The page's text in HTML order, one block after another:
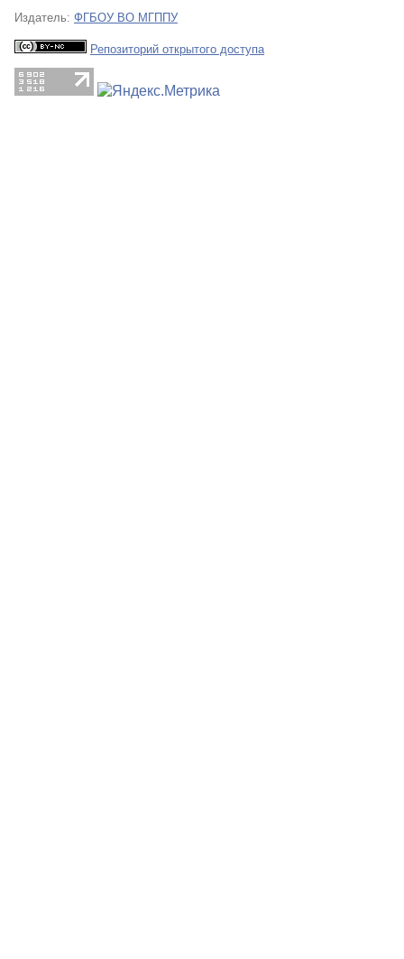
Издатель: ФГБОУ ВО МГППУ
Репозиторий открытого доступа